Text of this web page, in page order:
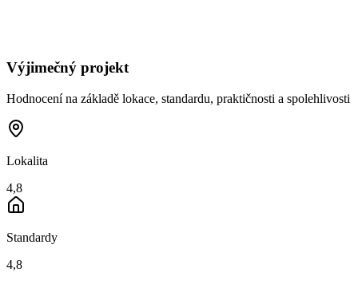
Výjimečný projekt
Hodnocení na základě lokace, standardu, praktičnosti a spolehlivosti
Lokalita
4,8
Standardy
4,8